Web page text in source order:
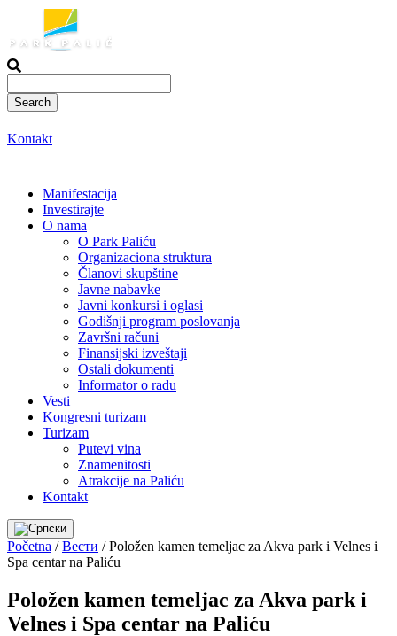
sadržaj
Kontakt
Manifestacija
Investirajte
O nama
O Park Paliću
Organizaciona struktura
Članovi skupštine
Javne nabavke
Javni konkursi i oglasi
Godišnji program poslovanja
Završni računi
Finansijski izveštaji
Ostali dokumenti
Informator o radu
Vesti
Kongresni turizam
Turizam
Putevi vina
Znamenitosti
Atrakcije na Paliću
Kontakt
Početna / Вести / Položen kamen temeljac za Akva park i Velnes i
Spa centar na Paliću
Položen kamen temeljac za Akva park i
Velnes i Spa centar na Paliću